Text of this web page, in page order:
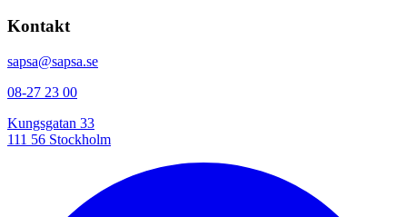
Kontakt
sapsa@sapsa.se
08-27 23 00
Kungsgatan 33
111 56 Stockholm